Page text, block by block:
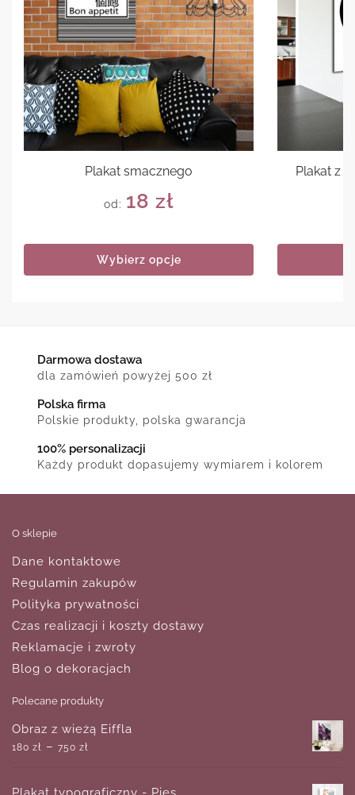
Plakat smacznego
od: 18 zł
Wybierz opcje
Plakat z
Darmowa dostawa
dla zamówień powyżej 500 zł
Polska firma
Polskie produkty, polska gwarancja
100% personalizacji
Każdy produkt dopasujemy wymiarem i kolorem
O sklepie
Dane kontaktowe
Regulamin zakupów
Polityka prywatności
Czas realizacji i koszty dostawy
Reklamacje i zwroty
Blog o dekoracjach
Polecane produkty
Obraz z wieżą Eiffla
180 zł – 750 zł